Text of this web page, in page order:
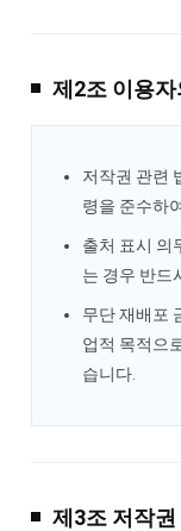
제2조 이용
저작권 관련
령을 준수하
출처 표시 의
는 경우 반드
무단 재배포
업적 목적으
습니다.
제3조 저작권